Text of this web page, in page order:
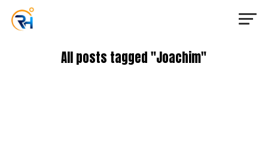
All posts tagged "Joachim"